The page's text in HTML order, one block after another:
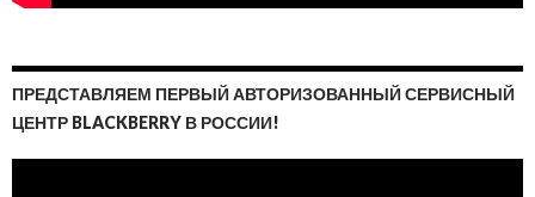
ПРЕДСТАВЛЯЕМ ПЕРВЫЙ АВТОРИЗОВАННЫЙ СЕРВИСНЫЙ
ЦЕНТР BLACKBERRY В РОССИИ!